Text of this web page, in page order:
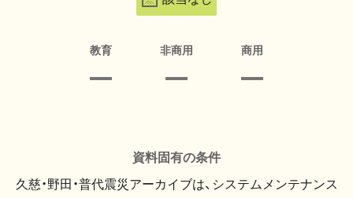
教育 非商用 商用
資料固有の条件
久慈・野田・普代震災アーカイブは、システムメンテナンス